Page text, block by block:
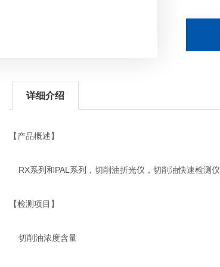
详细介绍
【产品概述】
RX系列和 PAL 系列，切削油折光仪，切削油快速检测仪
【检测项目】
切削油浓度含量